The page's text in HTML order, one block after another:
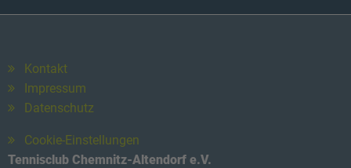
Kontakt
Impressum
Datenschutz
Cookie-Einstellungen
Tennisclub Chemnitz-Altendorf e.V.